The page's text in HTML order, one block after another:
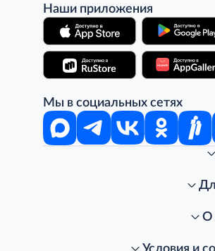
Наши приложения
Мы в социальных сетях
Стань клиентом METRO
Подарочные карты.
Для магазинов
О